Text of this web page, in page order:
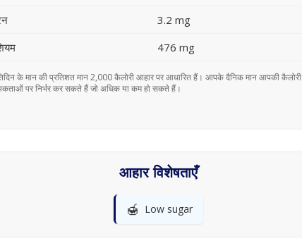
3.2 mg
476 mg
के मान की प्रतिशत मान 2,000 कैलोरी आहार पर आधारित हैं। आपके दैनिक मान आपकी कैलोरी
पर निर्भर कर सकते हैं जो अधिक या कम हो सकते हैं।
आहार विशेषताएँ
🍯 Low sugar